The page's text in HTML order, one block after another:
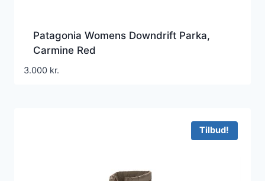
Patagonia Womens Downdrift Parka,
Carmine Red
3.000 kr.
Tilbud!